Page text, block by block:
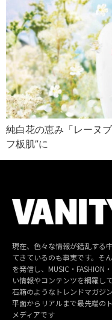
純白花の恵み「レーヌ
フ板肌”に
現在、色々な情報が錯乱する
てきているのも事実です。そ
を発信し、MUSIC・FASHION
い情報やコンテンツを網羅し
石箱のようなトレンドマガジ
平面からリアルまで最先端の
メディアです